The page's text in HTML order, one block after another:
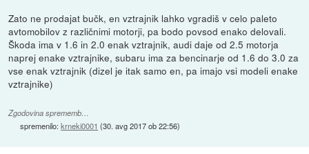
Zato ne prodajat bučk, en vztrajnik lahko vgradiš v celo paleto
avtomobilov z različnimi motorji, pa bodo povsod enako delovali.
Škoda ima v 1.6 in 2.0 enak vztrajnik, audi daje od 2.5 motorja
naprej enake vztrajnike, subaru ima za bencinarje od 1.6 do 3.0 za
vse enak vztrajnik (dizel je itak samo en, pa imajo vsi modeli enake
vztrajnike)
Zgodovina sprememb…
spremenilo:krneki0001 (30. avg 2017 ob 22:56)